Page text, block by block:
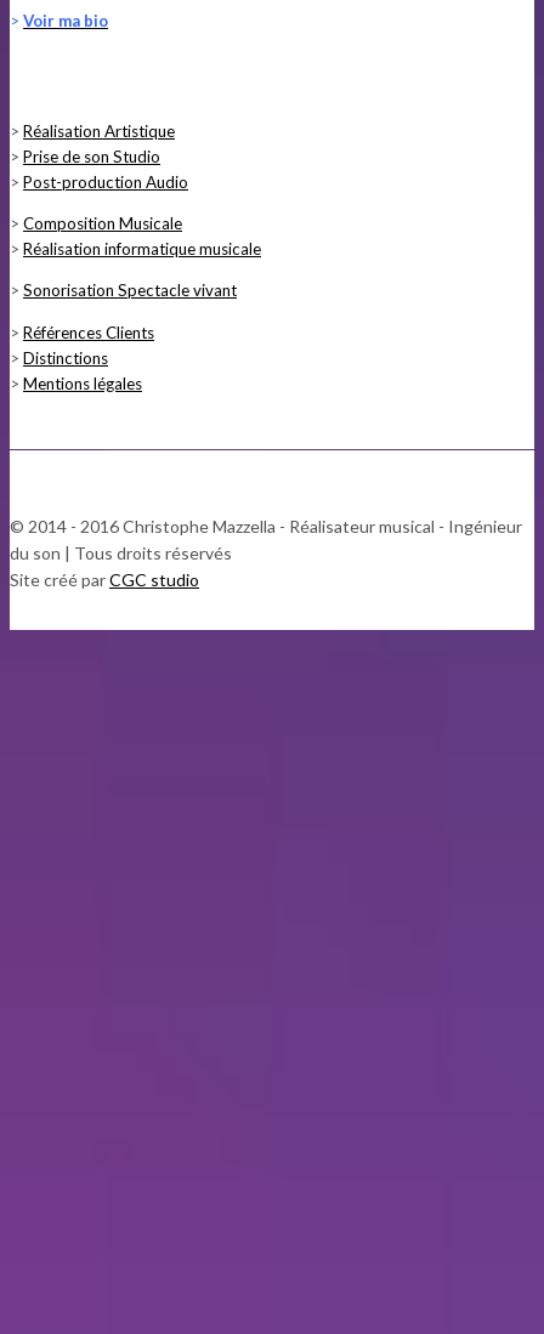
> Voir ma bio
> Réalisation Artistique
> Prise de son Studio
> Post-production Audio
> Composition Musicale
> Réalisation informatique musicale
> Sonorisation Spectacle vivant
> Références Clients
> Distinctions
> Mentions légales
© 2014 - 2016 Christophe Mazzella - Réalisateur musical - Ingénieur
du son | Tous droits réservés
Site créé parCGC studio